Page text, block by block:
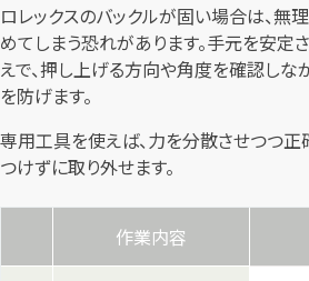
ロレックスのバックルが固い場合は、無
めてしまう恐れがあります。手元を安定
えで、押し上げる方向や角度を確認し
を防げます。
専用工具を使えば、力を分散させつつ正
つけずに取り外せます。
作業内容